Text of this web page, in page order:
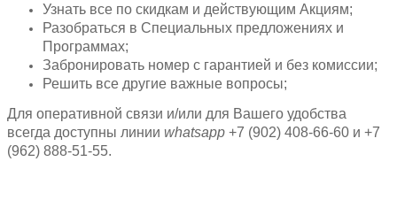
Узнать все по скидкам и действующим Акциям;
Разобраться в Специальных предложениях и
Программах;
Забронировать номер с гарантией и без комиссии;
Решить все другие важные вопросы;
Для оперативной связи и/или для Вашего удобства
всегда доступны линии whatsapp +7 (902) 408-66-60 и +7
(962) 888-51-55.